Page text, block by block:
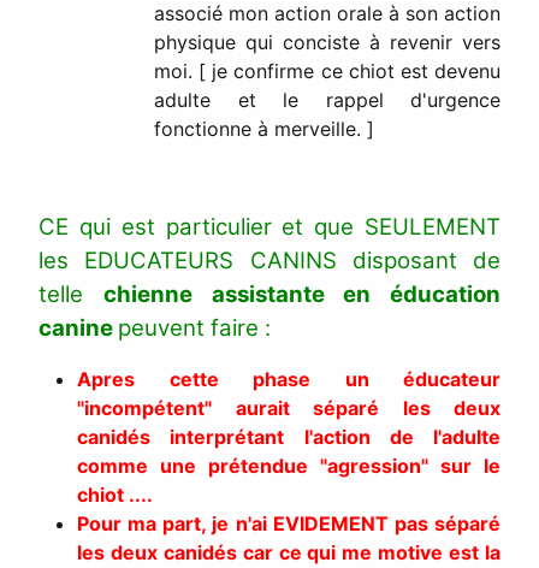
associé mon action orale à son action
physique qui conciste à revenir vers
moi. [ je confirme ce chiot est devenu
adulte et le rappel d'urgence
fonctionne à merveille. ]
CE qui est particulier et que SEULEMENT
les EDUCATEURS CANINS disposant de
telle chienne assistante en éducation
canine peuvent faire :
Apres cette phase un éducateur
"incompétent" aurait séparé les deux
canidés interprétant l'action de l'adulte
comme une prétendue "agression" sur le
chiot ....
Pour ma part, je n'ai EVIDEMENT pas séparé
les deux canidés car ce qui me motive est la